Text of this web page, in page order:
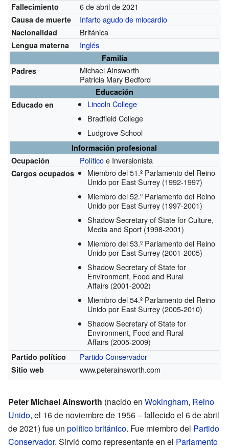
Fallecimiento 6 de abril de 2021
Causa de muerte Infarto agudo de miocardio
Nacionalidad Británica
Lengua materna Inglés
Familia
Padres
Michael Ainsworth
Patricia Mary Bedford
Educación
Educado en
Lincoln College
Bradfield College
Ludgrove School
Información profesional
Ocupación
Políticoe Inversionista
Cargos ocupados
Miembro del 51.º Parlamento del Reino
Unido por East Surrey (1992-1997)
Miembro del 52.º Parlamento del Reino
Unido por East Surrey (1997-2001)
Shadow Secretary of State for Culture,
Media and Sport (1998-2001)
Miembro del 53.º Parlamento del Reino
Unido por East Surrey (2001-2005)
Shadow Secretary of State for
Environment, Food and Rural
Affairs (2001-2002)
Miembro del 54.º Parlamento del Reino
Unido por East Surrey (2005-2010)
Shadow Secretary of State for
Environment, Food and Rural
Affairs (2005-2009)
Partido político Partido Conservador
Sitio web www.peterainsworth.com
Peter Michael Ainsworth (nacido en Wokingham, Reino
Unido, el 16 de noviembre de 1956 – fallecido el 6 de abril
de 2021) fue un políticobritánico. Fue miembro del Partido
Conservador. Sirvió como representante en el Parlamento